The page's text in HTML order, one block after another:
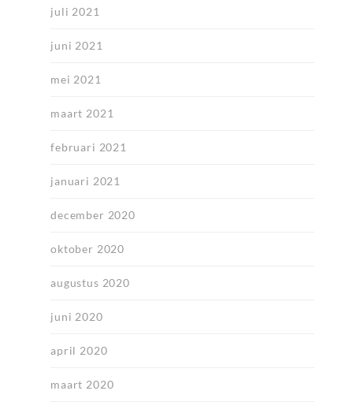
juli 2021
juni 2021
mei 2021
maart 2021
februari 2021
januari 2021
december 2020
oktober 2020
augustus 2020
juni 2020
april 2020
maart 2020